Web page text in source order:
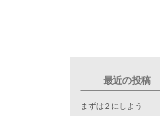
最近の投稿
まずは２にしよう